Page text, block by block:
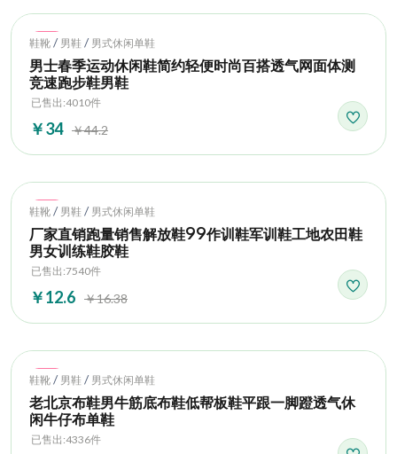
Hot
鞋靴 / 男鞋 / 男式休闲单鞋
男士春季运动休闲鞋简约轻便时尚百搭透气网面体测
竞速跑步鞋男鞋
已售出:4010件
￥34 ￥44.2
Hot
鞋靴 / 男鞋 / 男式休闲单鞋
厂家直销跑量销售解放鞋99作训鞋军训鞋工地农田鞋
男女训练鞋胶鞋
已售出:7540件
￥12.6 ￥16.38
Hot
鞋靴 / 男鞋 / 男式休闲单鞋
老北京布鞋男牛筋底布鞋低帮板鞋平跟一脚蹬透气休
闲牛仔布单鞋
已售出:4336件